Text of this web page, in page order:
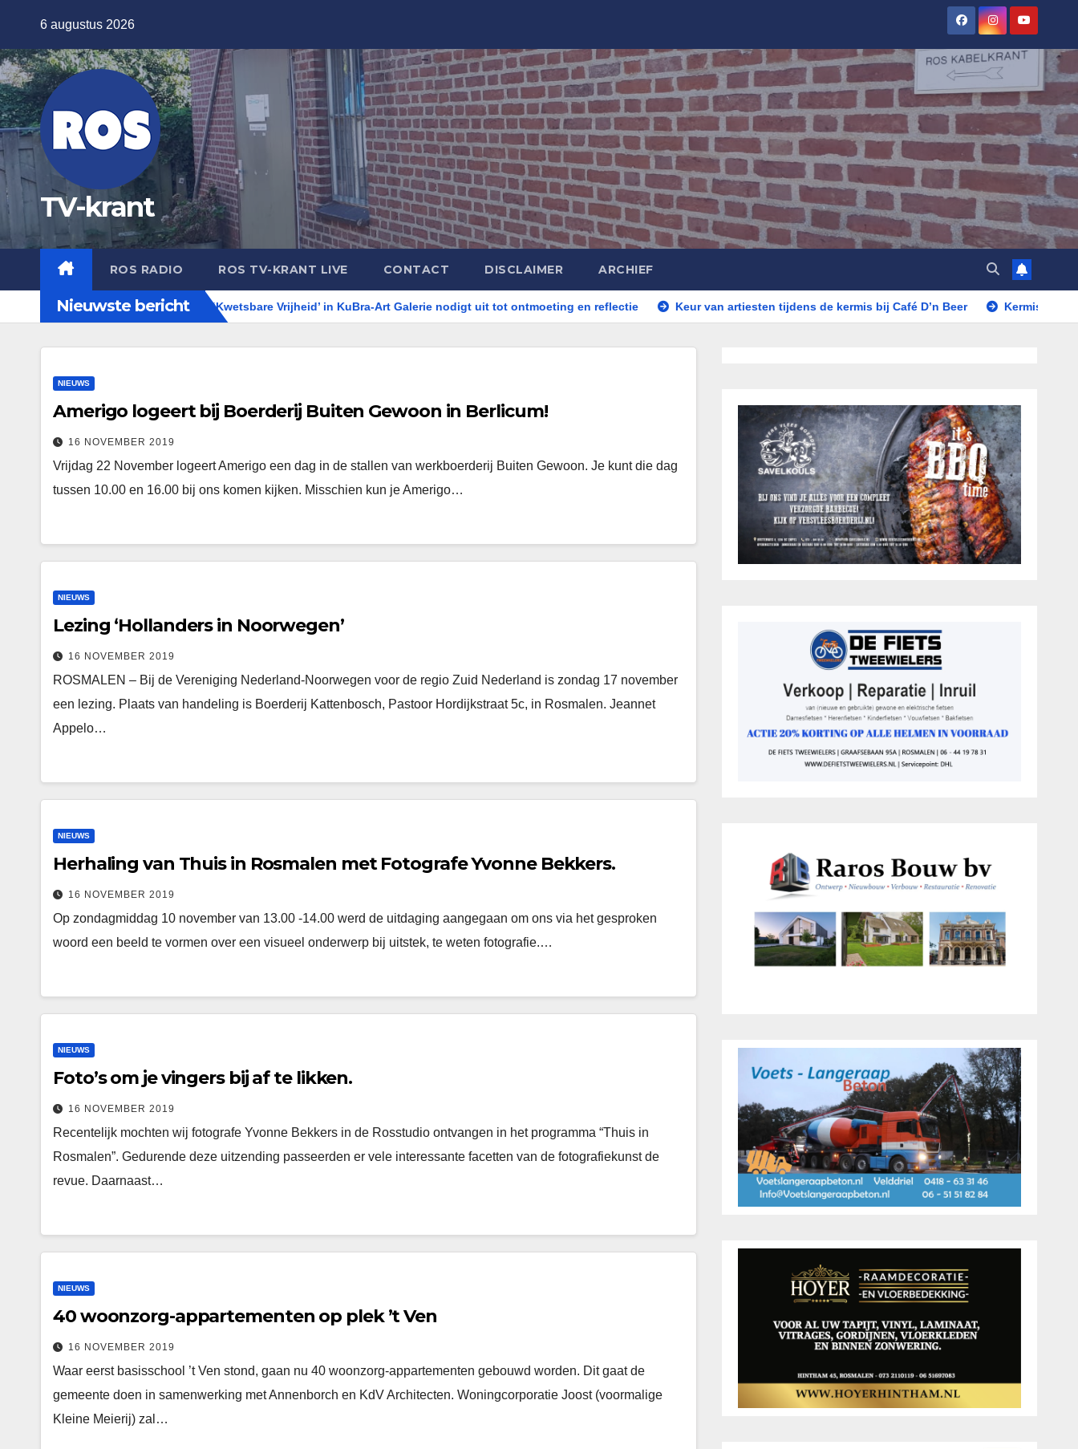
de
inhoud
6 augustus 2026
TV-krant
ROS RADIO ROS TV-KRANT LIVE CONTACT DISCLAIMER ARCHIEF
Nieuwste bericht
Editie! Expositie ‘Kwetsbare Vrijheid’ in KuBra-Art Galerie nodigt uit tot ontmoeting en reflectie Keur van artiesten tijdens de kermis bij Café D’n Beer Kermis Rosmalen in de
NIEUWS
Amerigo logeert bij Boerderij Buiten Gewoon in Berlicum!
16 NOVEMBER 2019
Vrijdag 22 November logeert Amerigo een dag in de stallen van werkboerderij Buiten Gewoon. Je kunt die dag
tussen 10.00 en 16.00 bij ons komen kijken. Misschien kun je Amerigo…
NIEUWS
Lezing ‘Hollanders in Noorwegen’
16 NOVEMBER 2019
ROSMALEN – Bij de Vereniging Nederland-Noorwegen voor de regio Zuid Nederland is zondag 17 november
een lezing. Plaats van handeling is Boerderij Kattenbosch, Pastoor Hordijkstraat 5c, in Rosmalen. Jeannet
Appelo…
NIEUWS
Herhaling van Thuis in Rosmalen met Fotografe Yvonne Bekkers.
16 NOVEMBER 2019
Op zondagmiddag 10 november van 13.00 -14.00 werd de uitdaging aangegaan om ons via het gesproken
woord een beeld te vormen over een visueel onderwerp bij uitstek, te weten fotografie.…
NIEUWS
Foto’s om je vingers bij af te likken.
16 NOVEMBER 2019
Recentelijk mochten wij fotografe Yvonne Bekkers in de Rosstudio ontvangen in het programma “Thuis in
Rosmalen”. Gedurende deze uitzending passeerden er vele interessante facetten van de fotografiekunst de
revue. Daarnaast…
NIEUWS
40 woonzorg-appartementen op plek ’t Ven
16 NOVEMBER 2019
Waar eerst basisschool ’t Ven stond, gaan nu 40 woonzorg-appartementen gebouwd worden. Dit gaat de
gemeente doen in samenwerking met Annenborch en KdV Architecten. Woningcorporatie Joost (voormalige
Kleine Meierij) zal…